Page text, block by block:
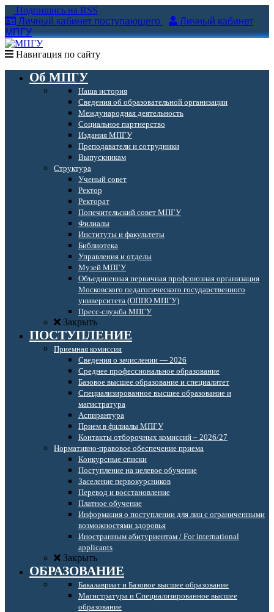
Подпишись на RSS
Личный кабинет поступающего
Личный кабинет
МПГУ
Навигация по сайту
Об МПГУ
Наша история
Сведения об образовательной организации
Международная деятельность
Социальное партнерство
Издания МПГУ
Преподаватели и сотрудники
Выпускникам
Структура
Ученый совет
Ректор
Ректорат
Попечительский совет МПГУ
Филиалы
Институты и факультеты
Библиотека
Управления и отделы
Музей МПГУ
Объединенная первичная профсоюзная организация
Московского педагогического государственного
университета (ОППО МПГУ)
Пресс-служба МПГУ
Закрыть
ПОСТУПЛЕНИЕ
Приемная комиссия
Сведения о зачислении — 2026
Среднее профессиональное образование
Базовое высшее образование и специалитет
Специализированное высшее образование и
магистратура
Аспирантура
Прием в филиалы МПГУ
Контакты отборочных комиссий – 2026/27
Нормативно-правовое обеспечение приема
Конкурсные списки
Поступление на целевое обучение
Заселение первокурсников
Перевод и восстановление
Платное обучение
Информация о поступлении для лиц с ограниченными
возможностями здоровья
Иностранным абитуриентам / For international
applicants
Закрыть
ОБРАЗОВАНИЕ
Бакалавриат и Базовое высшее образование
Магистратура и Специализированное высшее
образование